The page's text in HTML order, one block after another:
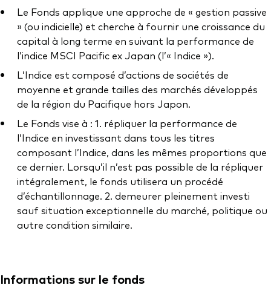
Gérance des placements
Le Fonds applique une approche de « gestion passive
» (ou indicielle) et cherche à fournir une croissance du
capital à long terme en suivant la performance de
l’indice MSCI Pacific ex Japan (l’« Indice »).
L’Indice est composé d’actions de sociétés de
moyenne et grande tailles des marchés développés
de la région du Pacifique hors Japon.
Le Fonds vise à : 1. répliquer la performance de
l’Indice en investissant dans tous les titres
composant l’Indice, dans les mêmes proportions que
ce dernier. Lorsqu’il n’est pas possible de la répliquer
intégralement, le fonds utilisera un procédé
d’échantillonnage. 2. demeurer pleinement investi
sauf situation exceptionnelle du marché, politique ou
autre condition similaire.
Informations sur le fonds